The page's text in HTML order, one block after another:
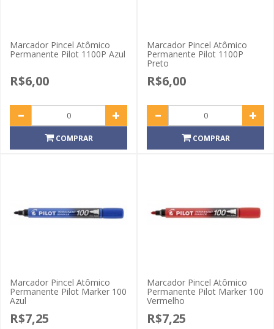
Marcador Pincel Atômico
Permanente Pilot 1100P Azul
R$6,00
COMPRAR
Marcador Pincel Atômico
Permanente Pilot 1100P
Preto
R$6,00
COMPRAR
Marcador Pincel Atômico
Permanente Pilot Marker 100
Azul
R$7,25
Marcador Pincel Atômico
Permanente Pilot Marker 100
Vermelho
R$7,25